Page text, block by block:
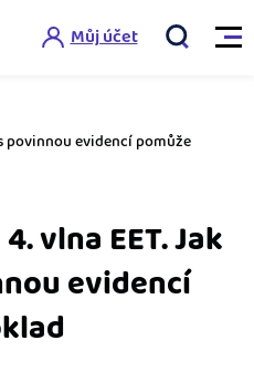
Můj účet
povinnou evidencí pomůže
vlna EET. Jak
evidencí